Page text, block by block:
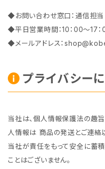
◆お問い合わせ窓口：通信担
◆平日営業時間：10：00～17：
◆メールアドレス：
プライバシー
当社は、個人情報保護法の趣
人情報は 商品の発送とご連絡
当社が責任をもって安全に蓄積
ことはございません。